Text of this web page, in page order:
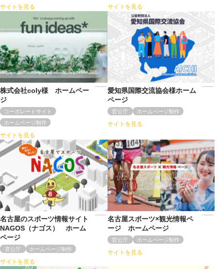
サイトを見る サイトを見る
株式会社coly様 ホームペー
ジ
コーポレートサイト
ホームページ制作
サイトを見る
愛知県国際交流協会様ホーム
ページ
官公庁 ホームページ制作
サイトを見る
名古屋のスポーツ情報サイト
NAGOS（ナゴス） ホーム
ページ
官公庁 ホームページ制作
サイトを見る
名古屋スポーツ×観光情報ペ
ージ ホームページ
官公庁 ホームページ制作
サイトを見る